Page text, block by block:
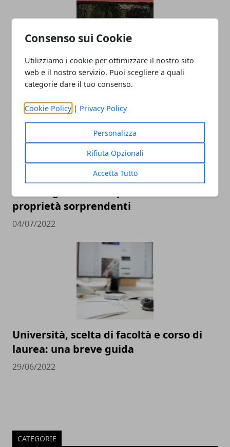
Consenso sui Cookie
Utilizziamo i cookie per ottimizzare il nostro sito
web e il nostro servizio. Puoi scegliere a quali
categorie dare il tuo consenso.
Cookie Policy | Privacy Policy
Personalizza
Rifiuta Opzionali
Accetta Tutto
“La malasanità pugliese ha ucciso mia
descrive una realtà dolorosa
14/11/2023
proprietà sorprendenti
04/07/2022
Università, scelta di facoltà e corso di
laurea: una breve guida
29/06/2022
CATEGORIE